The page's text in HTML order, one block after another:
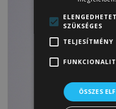
SZÜKSÉGES
TELJESÍTMÉNY
ÖSSZES